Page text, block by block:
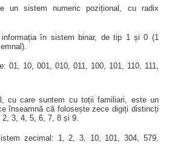
un sistem numeric pozițional, cu radix
informația în sistem binar, de tip 1 și 0 (1
01, 10, 001, 010, 011, 100, 101, 110, 111,
cu care suntem cu toții familiari, este un
înseamnă că folosește zece digiți distincți
3, 4, 5, 6, 7, 8 și 9.
zecimal: 1, 2, 3, 10, 101, 304, 579,